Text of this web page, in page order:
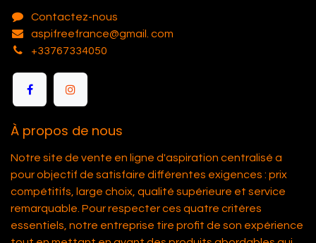
Contactez-nous
aspifreefrance@gmail. com
+33767334050
À propos de nous
Notre site de vente en ligne d'aspiration centralisé a
pour objectif de satisfaire différentes exigences : prix
compétitifs, large choix, qualité supérieure et service
remarquable. Pour respecter ces quatre critères
essentiels, notre entreprise tire profit de son expérience